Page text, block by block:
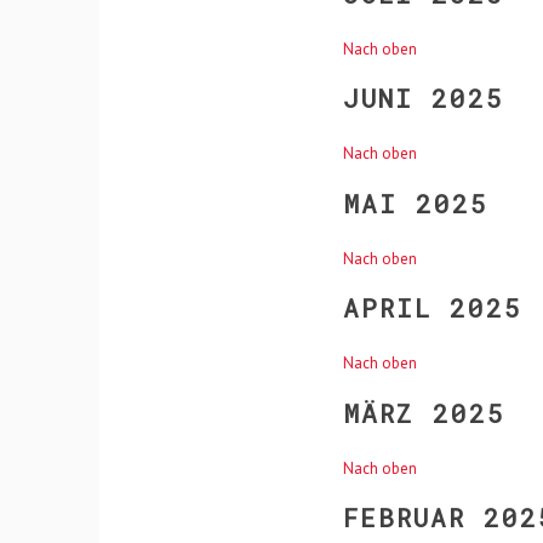
Nach oben
JUNI 2025
Nach oben
MAI 2025
Nach oben
APRIL 2025
Nach oben
MÄRZ 2025
Nach oben
FEBRUAR